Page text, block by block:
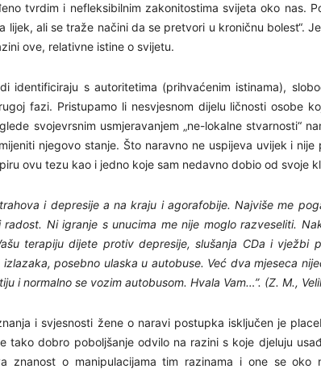
tvrdim i nefleksibilnim zakonitostima svijeta oko nas.
lijek, ali se traže načini da se pretvori u kroničnu bolest“.
ove, relativne istine o svijetu.
identificiraju s autoritetima (prihvaćenim istinama),
fazi. Pristupamo li nesvjesnom dijelu ličnosti osobe
svojevrsnim usmjeravanjem „ne-lokalne stvarnosti“
njegovo stanje. Što naravno ne uspijeva uvijek i nije
ovu tezu kao i jedno koje sam nedavno dobio od svoje
i depresije a na kraju i agorafobije. Najviše me
Ni igranje s unucima me nije moglo razveseliti.
terapiju dijete protiv depresije, slušanja CDa i vježbi
posebno ulaska u autobuse. Već dva mjeseca
i normalno se vozim autobusom. Hvala Vam…”. (Z. M.,
i svjesnosti žene o naravi postupka isključen je
tako dobro poboljšanje odvilo na razini s koje djeluju
znanost o manipulacijama tim razinama i one se oko